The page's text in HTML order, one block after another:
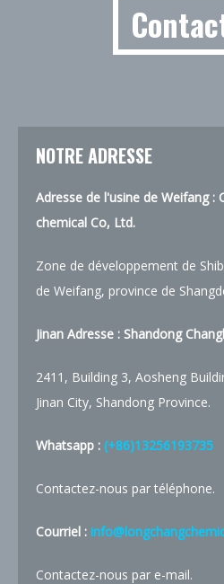
NOTRE ADRESSE
Adresse de l'usine de Weifang :
chemical Co, Ltd.
Zone de développement de
de Weifang, province de
Jinan Adresse : Shandong
2411, Building 3, Aosheng
Jinan City, Shandong Province.
Whatsapp : (+86)13256193735
Contactez-nous par téléphone.
Courriel :
Contactez-nous par e-mail.